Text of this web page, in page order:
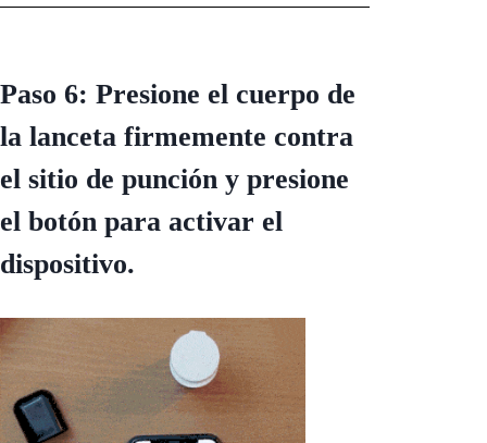
Paso 6: Presione el cuerpo de
la lanceta firmemente contra
el sitio de punción y presione
el botón para activar el
dispositivo.